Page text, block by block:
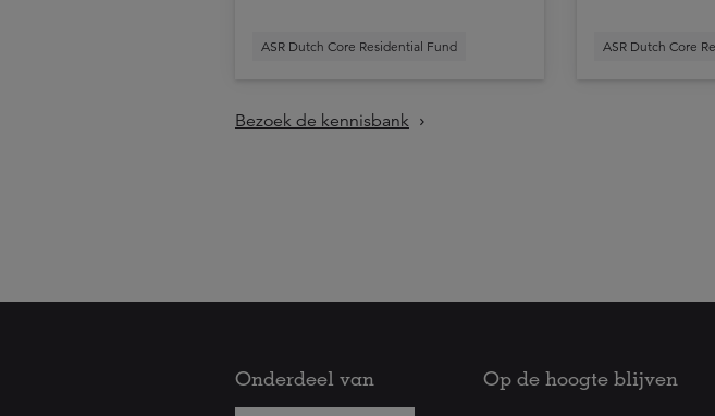
a.s.r. real assets
ASR Dutch Core Residential Fund ASR Dutch Core
Bezoek de kennisbank
Onderdeel van
Op de hoogte blijven